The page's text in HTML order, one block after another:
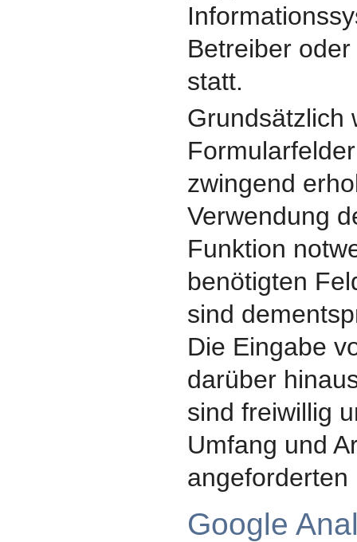
Betreiber
statt.
Grundsätzlich
zwingend
Verwendung
Funktion
benötigten
sind
Die Eingabe
darüber
sind freiwillig
Umfang und
Google